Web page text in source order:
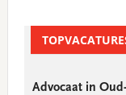
Advocaat in